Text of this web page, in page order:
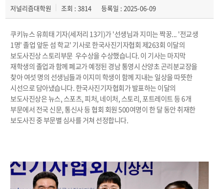
저널리즘대학원 조회 : 3814 등록일 : 2025-06-09
쿠키뉴스 유희태 기자(세저리 13기)가 '선생님과 지미는 짝꿍... '전교생
1명' 졸업 앞둔 섬 학교' 기사로 한국사진기자협회 제263회 이달의
보도사진상 스토리부문 우수상을 수상했습니다. 이 기사는 마지막
재학생의 졸업과 함께 폐교가 예정된 경남 통영시 산양초 곤리분교장을
찾아 여섯 명의 선생님들과 이지미 학생이 함께 지내는 일상을 따뜻한
시선으로 담아냈습니다. 한국사진기자협회가 발표하는 이달의
보도사진상은 뉴스, 스포츠, 피처, 네이처, 스토리, 포트레이트 등 6개
부문에서 전국 신문, 통신사 등 협회 회원 500여명이 한 달 동안 취재한
보도사진 중 부문별 심사를 거쳐 선정합니다.